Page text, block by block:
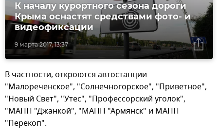
9 марта 2017, 13:37
К началу курортного сезона дороги
Крыма оснастят средствами фото- и
видеофиксации
В частности, откроются автостанции
"Малореченское", "Солнечногорское", "Приветное",
"Новый Свет", "Утес", "Профессорский уголок",
"МАПП "Джанкой", "МАПП "Армянск" и МАПП
"Перекоп".